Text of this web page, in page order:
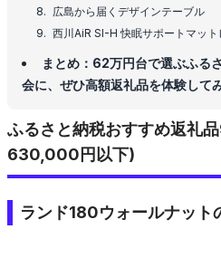
広島から届くデザインテーブル
西川AiR SI-H 快眠サポートマット
まとめ：62万円台で選ぶふる
会に、ぜひ高額返礼品を体験して
ふるさと納税おすすめ返礼
630,000円以下)
ランド180ウォールナット